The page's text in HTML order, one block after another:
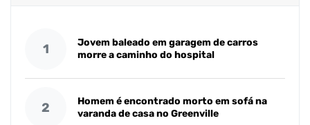
1
Jovem baleado em garagem de carros
morre a caminho do hospital
2
Homem é encontrado morto em sofá na
varanda de casa no Greenville